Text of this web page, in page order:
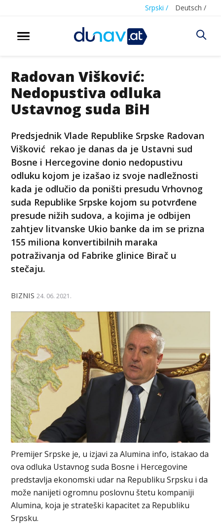
Srpski / Deutsch /
Radovan Višković:
Nedopustiva odluka
Ustavnog suda BiH
Predsjednik Vlade Republike Srpske Radovan
Višković rekao je danas da je Ustavni sud
Bosne i Hercegovine donio nedopustivu
odluku kojom je izašao iz svoje nadležnosti
kada je odlučio da poništi presudu Vrhovnog
suda Republike Srpske kojom su potvrđene
presude nižih sudova, a kojima je odbijen
zahtjev litvanske Ukio banke da im se prizna
155 miliona konvertibilnih maraka
potraživanja od Fabrike glinice Birač u
stečaju.
BIZNIS 24. 06. 2021.
Premijer Srpske je, u izjavi za Alumina info, istakao da
ova odluka Ustavnog suda Bosne i Hercegovine
predstavlja ekonomski udar na Republiku Srpsku i da
može nanijeti ogromnu poslovnu štetu kompaniji
Alumina, koja je strateški kapacitet za Republiku
Srpsku.